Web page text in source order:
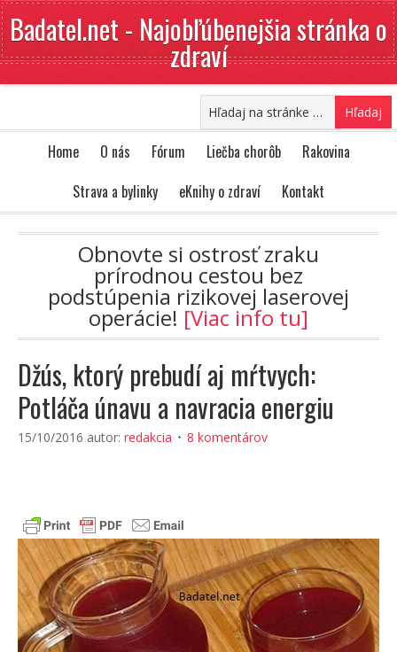
Badatel.net - Najobľúbenejšia stránka o
zdraví
Home O nás Fórum Liečba chorôb
Rakovina
Strava a bylinky
eKnihy o zdraví Kontakt
Obnovte si ostrosť zraku
prírodnou cestou bez
podstúpenia rizikovej laserovej
operácie! [Viac info tu]
Džús, ktorý prebudí aj mŕtvych:
Potláča únavu a navracia energiu
15/10/2016 autor: redakcia 8 komentárov